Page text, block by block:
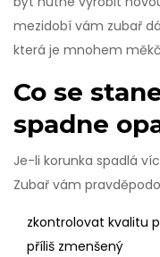
mezidobí vám zubař
která je mnohem
Co se
spadne
Je-li korunka spadlá
Zubař vám
zkontrolovat kvalitu
příliš zmenšený